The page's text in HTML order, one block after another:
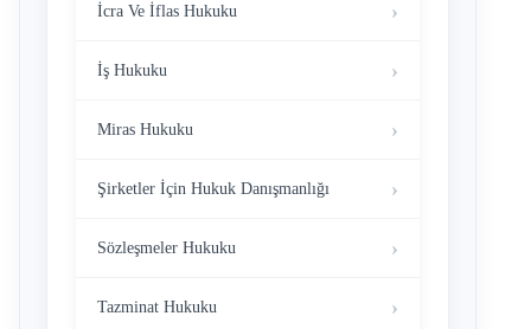
İcra Ve İflas Hukuku
İş Hukuku
Miras Hukuku
Şirketler İçin Hukuk Danışmanlığı
Sözleşmeler Hukuku
Tazminat Hukuku